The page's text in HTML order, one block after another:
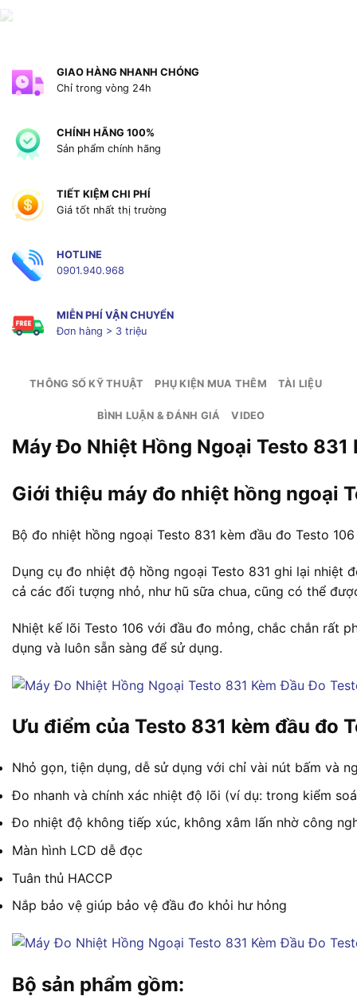
GIAO HÀNG NHANH CHÓNG
Chỉ trong vòng 24h
CHÍNH HÃNG 100%
Sản phẩm chính hãng
TIẾT KIỆM CHI PHÍ
Giá tốt nhất thị trường
HOTLINE
0901.940.968
MIỄN PHÍ VẬN CHUYỂN
Đơn hàng > 3 triệu
THÔNG SỐ KỸ THUẬT PHỤ KIỆN MUA THÊM TÀI LIỆU
BÌNH LUẬN & ĐÁNH GIÁ VIDEO
Máy Đo Nhiệt Hồng Ngoại Testo
Giới thiệu máy đo nhiệt hồng ngoại
Bộ đo nhiệt hồng ngoại Testo 831 kèm đầu đo Testo
Dụng cụ đo nhiệt độ hồng ngoại Testo 831 ghi lại nhiệt
cả các đối tượng nhỏ, như hũ sữa chua, cũng có thể
Nhiệt kế lõi Testo 106 với đầu đo mỏng, chắc chắn rất
dụng và luôn sẵn sàng để sử dụng.
Ưu điểm của Testo 831 kèm đầu đo
Nhỏ gọn, tiện dụng, dễ sử dụng với chỉ vài nút bấm và
Đo nhanh và chính xác nhiệt độ lõi (ví dụ: trong kiểm
Đo nhiệt độ không tiếp xúc, không xâm lấn nhờ công
Màn hình LCD dễ đọc
Tuân thủ HACCP
Nắp bảo vệ giúp bảo vệ đầu đo khỏi hư hỏng
Bộ sản phẩm gồm: